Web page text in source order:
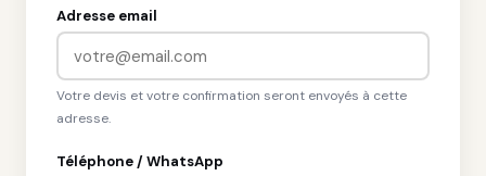
Adresse email
Votre devis et votre confirmation seront envoyés à cette
adresse.
Téléphone / WhatsApp